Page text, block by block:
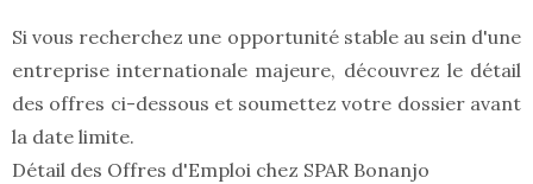
Si vous recherchez une opportunité stable au sein d'une
entreprise internationale majeure, découvrez le détail
des offres ci-dessous et soumettez votre dossier avant
la date limite.
Détail des Offres d'Emploi chez SPAR Bonanjo